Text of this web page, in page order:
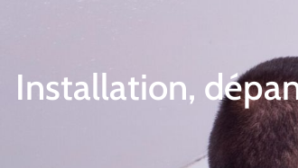
Installation,